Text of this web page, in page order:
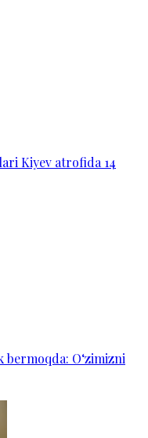
Kiyev atrofida 14
O‘zimizni